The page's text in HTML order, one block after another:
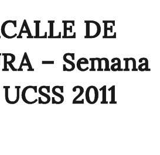
DE
– Semana
2011